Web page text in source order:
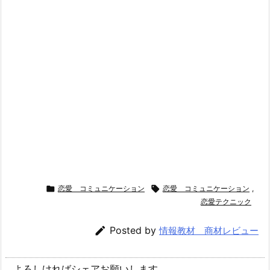
 恋愛 コミュニケーション  恋愛 コミュニケーション ,
恋愛テクニック
 Posted by情報教材 商材レビュー